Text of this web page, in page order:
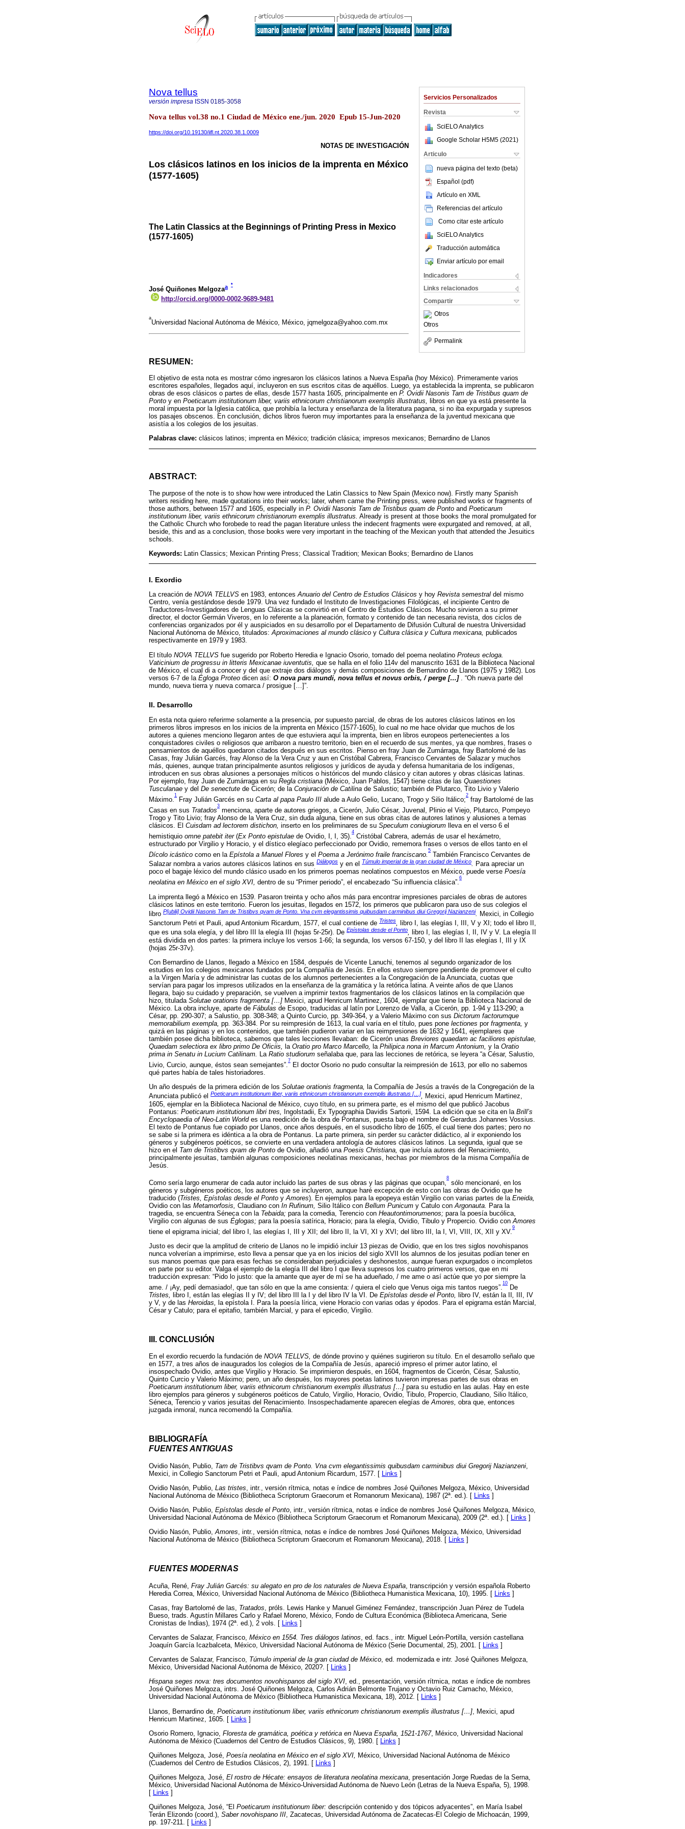
Servicios Personalizados
Revista
SciELO Analytics
Google Scholar H5M5 (2021 )
Articulo
nueva página del texto (beta)
Español (pdf)
Artículo en XML
Referencias del artículo
Como citar este artículo
SciELO Analytics
Traducción automática
Enviar artículo por email
Indicadores
Links relacionados
Compartir
Otros
Otros
Permalink
Nova tellus
versión impresa ISSN 0185-3058
Nova tellus vol.38 no.1 Ciudad de México ene./jun. 2020 Epub 15-Jun-2020
https://doi.org/10.19130/iifl.nt.2020.38.1.0009
NOTAS DE INVESTIGACIÓN
Los clásicos latinos en los inicios de la imprenta en México
(1577-1605)
The Latin Classics at the Beginnings of Printing Press in Mexico
(1577-1605)
José Quiñones Melgozaa *
http://orcid.org/0000-0002-9689-9481
a
Universidad Nacional Autónoma de México, México, jqmelgoza@yahoo.com.mx
RESUMEN:
El objetivo de esta nota es mostrar cómo ingresaron los clásicos latinos a Nueva España (hoy México). Primeramente varios
escritores españoles, llegados aquí, incluyeron en sus escritos citas de aquéllos. Luego, ya establecida la imprenta, se publicaron
obras de esos clásicos o partes de ellas, desde 1577 hasta 1605, principalmente en P. Ovidii Nasonis Tam de Tristibus quam de
Ponto y en Poeticarum institutionum liber, variis ethnicorum christianorum exemplis illustratus, libros en que ya está presente la
moral impuesta por la Iglesia católica, que prohibía la lectura y enseñanza de la literatura pagana, si no iba expurgada y supresos
los pasajes obscenos. En conclusión, dichos libros fueron muy importantes para la enseñanza de la juventud mexicana que
asistía a los colegios de los jesuitas.
Palabras clave: clásicos latinos; imprenta en México; tradición clásica; impresos mexicanos; Bernardino de Llanos
ABSTRACT:
The purpose of the note is to show how were introduced the Latin Classics to New Spain (Mexico now). Firstly many Spanish
writers residing here, made quotations into their works; later, whem came the Printing press, were published works or fragments of
those authors, between 1577 and 1605, especially in P. Ovidii Nasonis Tam de Tristibus quam de Ponto and Poeticarum
institutionum liber, variis ethnicorum christianorum exemplis illustratus. Already is present at those books the moral promulgated for
the Catholic Church who forobede to read the pagan literature unless the indecent fragments were expurgated and removed, at all,
beside, this and as a conclusion, those books were very important in the teaching of the Mexican youth that attended the Jesuitics
schools.
Keywords: Latin Classics; Mexican Printing Press; Classical Tradition; Mexican Books; Bernardino de Llanos
I. Exordio
La creación de NOVA TELLVS en 1983, entoncesAnuario del Centro de Estudios Clásicos y hoy Revista semestral del mismo
Centro, venía gestándose desde 1979. Una vez fundado el Instituto de Investigaciones Filológicas, el incipiente Centro de
Traductores-Investigadores de Lenguas Clásicas se convirtió en el Centro de Estudios Clásicos. Mucho sirvieron a su primer
director, el doctor Germán Viveros, en lo referente a la planeación, formato y contenido de tan necesaria revista, dos ciclos de
conferencias organizados por él y auspiciados en su desarrollo por el Departamento de Difusión Cultural de nuestra Universidad
Nacional Autónoma de México, titulados:Aproximaciones al mundo clásico y Cultura clásica y Cultura mexicana, publicados
respectivamente en 1979 y 1983.
El título NOVA TELLVS fue sugerido por Roberto Heredia e Ignacio Osorio, tomado del poema neolatino Proteus ecloga.
Vaticinium de progressu in litteris Mexicanae iuventutis, que se halla en el folio 114v del manuscrito 1631 de la Biblioteca Nacional
de México, el cual di a conocer y del que extraje dos diálogos y demás composiciones de Bernardino de Llanos (1975 y 1982). Los
versos 6-7 de la Égloga Proteo dicen así: O nova pars mundi, nova tellus et novus orbis, / perge […]
. “Oh nueva parte del
mundo, nueva tierra y nueva comarca / prosigue […]”.
II. Desarrollo
En esta nota quiero referirme solamente a la presencia, por supuesto parcial, de obras de los autores clásicos latinos en los
primeros libros impresos en los inicios de la imprenta en México (1577-1605), lo cual no me hace olvidar que muchos de los
autores a quienes menciono llegaron antes de que estuviera aquí la imprenta, bien en libros europeos pertenecientes a los
conquistadores civiles o religiosos que arribaron a nuestro territorio, bien en el recuerdo de sus mentes, ya que nombres, frases o
pensamientos de aquéllos quedaron citados después en sus escritos. Pienso en fray Juan de Zumárraga, fray Bartolomé de las
Casas, fray Julián Garcés, fray Alonso de la Vera Cruz y aun en Cristóbal Cabrera, Francisco Cervantes de Salazar y muchos
más, quienes, aunque tratan principalmente asuntos religiosos y jurídicos de ayuda y defensa humanitaria de los indígenas,
introducen en sus obras alusiones a personajes míticos o históricos del mundo clásico y citan autores y obras clásicas latinas.
Por ejemplo, fray Juan de Zumárraga en su Regla cristiana (México, Juan Pablos, 1547) tiene citas de las Quaestiones
Tusculanae y del De senectute de Cicerón; de la Conjuración de Catilina de Salustio; también de Plutarco, Tito Livio y Valerio
Máximo.
1
Fray Julián Garcés en su Carta al papa Paulo III alude a Aulo Gelio, Lucano, Trogo y Silio Itálico;
2
fray Bartolomé de las
Casas en sus Tratados
3
menciona, aparte de autores griegos, a Cicerón, Julio César, Juvenal, Plinio el Viejo, Plutarco, Pompeyo
Trogo y Tito Livio; fray Alonso de la Vera Cruz, sin duda alguna, tiene en sus obras citas de autores latinos y alusiones a temas
clásicos. El Cuisdam ad lectorem distichon, inserto en los preliminares de su Speculum coniugiorum lleva en el verso 6 el
hemistiquio omne patebit iter(Ex Ponto epistulae de Ovidio, I, I, 35).
4
Cristóbal Cabrera, además de usar el hexámetro,
estructurado por Virgilio y Horacio, y el dístico elegíaco perfeccionado por Ovidio, rememora frases o versos de ellos tanto en el
Dícolo icástico como en la Epístola a Manuel Flores y el Poema a Jerónimo fraile franciscano.
5
También Francisco Cervantes de
Salazar nombra a varios autores clásicos latinos en sus Diálogos y en el Túmulo imperial de la gran ciudad de México. Para apreciar un
poco el bagaje léxico del mundo clásico usado en los primeros poemas neolatinos compuestos en México, puede verse Poesía
neolatina en México en el siglo XVI, dentro de su “Primer periodo”, el encabezado “Su influencia clásica”.
6
La imprenta llegó a México en 1539. Pasaron treinta y ocho años más para encontrar impresiones parciales de obras de autores
clásicos latinos en este territorio. Fueron los jesuitas, llegados en 1572, los primeros que publicaron para uso de sus colegios el
libro P[ublii] Ovidii Nasonis Tam de Tristibvs qvam de Ponto. Vna cvm elegantissimis quibusdam carminibus diui Gregorij Nazianzeni. Mexici, in Collegio
Sanctorum Petri et Pauli, apud Antonium Ricardum, 1577, el cual contiene de Tristes, libro I, las elegías I, III, V y XI; todo el libro II,
que es una sola elegía, y del libro III la elegía III (hojas 5r-25r). De Epístolas desde el Ponto, libro I, las elegías I, II, IV y V. La elegía II
está dividida en dos partes: la primera incluye los versos 1-66; la segunda, los versos 67-150, y del libro II las elegías I, III y IX
(hojas 25r-37v).
Con Bernardino de Llanos, llegado a México en 1584, después de Vicente Lanuchi, tenemos al segundo organizador de los
estudios en los colegios mexicanos fundados por la Compañía de Jesús. En ellos estuvo siempre pendiente de promover el culto
a la Virgen María y de administrar las cuotas de los alumnos pertenecientes a la Congregación de la Anunciata, cuotas que
servían para pagar los impresos utilizados en la enseñanza de la gramática y la retórica latina. A veinte años de que Llanos
llegara, bajo su cuidado y preparación, se vuelven a imprimir textos fragmentarios de los clásicos latinos en la compilación que
hizo, titulada Solutae orationis fragmenta […] Mexici, apud Henricum Martinez, 1604, ejemplar que tiene la Biblioteca Nacional de
México. La obra incluye, aparte de Fábulas de Esopo, traducidas al latín por Lorenzo de Valla, a Cicerón, pp. 1-94 y 113-290; a
César, pp. 290-307; a Salustio, pp. 308-348; a Quinto Curcio, pp. 349-364, y a Valerio Máximo con sus Dictorum factorumque
memorabilium exempla, pp. 363-384. Por su reimpresión de 1613, la cual varía en el título, pues pone lectiones por fragmenta, y
quizá en las páginas y en los contenidos, que también pudieron variar en las reimpresiones de 1632 y 1641, ejemplares que
también posee dicha biblioteca, sabemos que tales lecciones llevaban: de Cicerón unas Breviores quaedam ac faciliores epistulae,
Quaedam selectiora ex libro primo De Oficiis, la Oratio pro Marco Marcello, la Philipica nona in Marcum Antonium, y la Oratio
prima in Senatu in Lucium Catilinam. La Ratio studiorum señalaba que, para las lecciones de retórica, se leyera “a César, Salustio,
Livio, Curcio, aunque, éstos sean semejantes”.
7
El doctor Osorio no pudo consultar la reimpresión de 1613, por ello no sabemos
qué partes había de tales historiadores.
Un año después de la primera edición de los Solutae orationis fragmenta, la Compañía de Jesús a través de la Congregación de la
Anunciata publicó el Poeticarum institutionum liber, variis ethnicorum christianorum exemplis illustratus […], Mexici, apud Henricum Martinez,
1605, ejemplar en la Biblioteca Nacional de México, cuyo título, en su primera parte, es el mismo del que publicó Jacobus
Pontanus: Poeticarum institutionum libri tres, Ingolstadii, Ex Typographia Davidis Sartorii, 1594. La edición que se cita en la Brill’s
Encyclopaedia of Neo-Latin Worldes una reedición de la obra de Pontanus, puesta bajo el nombre de Gerardus Johannes Vossius.
El texto de Pontanus fue copiado por Llanos, once años después, en el susodicho libro de 1605, el cual tiene dos partes; pero no
se sabe si la primera es idéntica a la obra de Pontanus. La parte primera, sin perder su carácter didáctico, al ir exponiendo los
géneros y subgéneros poéticos, se convierte en una verdadera antología de autores clásicos latinos. La segunda, igual que se
hizo en el Tam de Tristibvs qvam de Ponto de Ovidio, añadió una Poesis Christiana, que incluía autores del Renacimiento,
principalmente jesuitas, también algunas composiciones neolatinas mexicanas, hechas por miembros de la misma Compañía de
Jesús.
Como sería largo enumerar de cada autor incluido las partes de sus obras y las páginas que ocupan,
8
sólo mencionaré, en los
géneros y subgéneros poéticos, los autores que se incluyeron, aunque haré excepción de esto con las obras de Ovidio que he
traducido (Tristes, Epístolas desde el Ponto y Amores). En ejemplos para la epopeya están Virgilio con varias partes de la Eneida,
Ovidio con las Metamorfosis, Claudiano con In Rufinum, Silio Itálico con Bellum Punicum y Catulo con Argonauta.
Para la
tragedia, se encuentra Séneca con la Tebaida; para la comedia, Terencio con Heautontimorumenos; para la poesía bucólica,
Virgilio con algunas de sus Églogas; para la poesía satírica, Horacio; para la elegía, Ovidio, Tibulo y Propercio. Ovidio con Amores
tiene el epigrama inicial; del libro I, las elegías I, III y XII; del libro II, la VI, XI y XVI; del libro III, la I, VI, VIII, IX, XII y XV.
9
Justo es decir que la amplitud de criterio de Llanos no le impidió incluir 13 piezas de Ovidio, que en los tres siglos novohispanos
nunca volverían a imprimirse, esto lleva a pensar que ya en los inicios del siglo XVII los alumnos de los jesuitas podían tener en
sus manos poemas que para esas fechas se consideraban perjudiciales y deshonestos, aunque fueran expurgados o incompletos
en parte por su editor. Valga el ejemplo de la elegía III del libro I que lleva supresos los cuatro primeros versos, que en mi
traducción expresan: “Pido lo justo: que la amante que ayer de mí se ha adueñado, / me ame o así actúe que yo por siempre la
ame. / ¡Ay, pedí demasiado!, que tan sólo en que la ame consienta: / quiera el cielo que Venus oiga mis tantos ruegos”.
10
De
Tristes, libro I, están las elegías II y IV; del libro III la I y del libro IV la VI. De Epístolas desde el Ponto, libro IV, están la II ,
III, IV
y V, y de las Heroidas, la epístola I. Para la poesía lírica, viene Horacio con varias odas y épodos. Para el epigrama están Marcial,
César y Catulo; para el epitafio, también Marcial, y para el epicedio, Virgilio.
III. CONCLUSIÓN
En el exordio recuerdo la fundación de NOVA TELLVS, de dónde provino y quiénes sugirieron su título. En el desarrollo señalo que
en 1577, a tres años de inaugurados los colegios de la Compañía de Jesús, apareció impreso el primer autor latino, el
insospechado Ovidio, antes que Virgilio y Horacio. Se imprimieron después, en 1604, fragmentos de Cicerón, César, Salustio,
Quinto Curcio y Valerio Máximo; pero, un año después, los mayores poetas latinos tuvieron impresas partes de sus obras en
Poeticarum institutionum liber, variis ethnicorum christianorum exemplis illustratus […] para su estudio en las aulas. Hay en este
libro ejemplos para géneros y subgéneros poéticos de Catulo, Virgilio, Horacio, Ovidio, Tibulo, Propercio, Claudiano, Silio Itálico,
Séneca, Terencio y varios jesuitas del Renacimiento. Insospechadamente aparecen elegías deAmores, obra que, entonces
juzgada inmoral, nunca recomendó la Compañía.
BIBLIOGRAFÍA
FUENTES ANTIGUAS
Ovidio Nasón, Publio, Tam de Tristibvs qvam de Ponto. Vna cvm elegantissimis quibusdam carminibus diui Gregorij Nazianzeni
Mexici, in Collegio Sanctorum Petri et Pauli, apud Antonium Ricardum, 1577. [
Links ]
Ovidio Nasón, Publio, Las tristes , intr., versión rítmica, notas e índice de nombres José Quiñones Melgoza, México, Universidad
Nacional Autónoma de México (Bibliotheca Scriptorum Graecorum et Romanorum Mexicana), 1987 (2ª. ed.). [
Links ]
Ovidio Nasón, Publio, Epístolas desde el Ponto, intr., versión rítmica, notas e índice de nombres José Quiñones Melgoza, México,
Universidad Nacional Autónoma de México (Bibliotheca Scriptorum Graecorum et Romanorum Mexicana), 2009 (2ª. ed.). [ Links ]
Ovidio Nasón, Publio,Amores, intr., versión rítmica, notas e índice de nombres José Quiñones Melgoza, México, Universidad
Nacional Autónoma de México (Bibliotheca Scriptorum Graecorum et Romanorum Mexicana), 2018. [ Links ]
FUENTES MODERNAS
Acuña, René, Fray Julián Garcés: su alegato en pro de los naturales de Nueva España , transcripción y versión española Roberto
Heredia Correa, México, Universidad Nacional Autónoma de México (Bibliotheca Humanistica Mexicana, 10), 1995. [ Links ]
Casas, fray Bartolomé de las, Tratados , próls. Lewis Hanke y Manuel Giménez Fernández, transcripción Juan Pérez de Tudela
Bueso, trads. Agustín Millares Carlo y Rafael Moreno, México, Fondo de Cultura Económica (Biblioteca Americana, Serie
Cronistas de Indias), 1974 (2ª. ed.), 2 vols. [
Links ]
Cervantes de Salazar, Francisco, México en 1554. Tres diálogos latinos, ed. facs., intr. Miguel León-Portilla, versión castellana
Joaquín García Icazbalceta, México, Universidad Nacional Autónoma de México (Serie Documental, 25), 2001. [ Links ]
Cervantes de Salazar, Francisco, Túmulo imperial de la gran ciudad de México, ed. modernizada e intr. José Quiñones Melgoza,
México, Universidad Nacional Autónoma de México, 2020?. [ Links ]
Hispana seges nova: tres documentos novohispanos del siglo XVI, ed., presentación, versión rítmica, notas e índice de nombres
José Quiñones Melgoza, intrs. José Quiñones Melgoza, Carlos Adrián Belmonte Trujano y Octavio Ruiz Camacho, México,
Universidad Nacional Autónoma de México (Bibliotheca Humanistica Mexicana, 18), 2012. [ Links ]
Llanos, Bernardino de, Poeticarum institutionum liber, variis ethnicorum christianorum exemplis illustratus […] , Mexici, apud
Henricum Martinez, 1605. [ Links ]
Osorio Romero, Ignacio, Floresta de gramática, poética y retórica en Nueva España, 1521-1767, México, Universidad Nacional
Autónoma de México (Cuadernos del Centro de Estudios Clásicos, 9), 1980. [
Links ]
Quiñones Melgoza, José, Poesía neolatina en México en el siglo XVI,
México, Universidad Nacional Autónoma de México
(Cuadernos del Centro de Estudios Clásicos, 2), 1991. [
Links ]
Quiñones Melgoza, José, El rostro de Hécate: ensayos de literatura neolatina mexicana, presentación Jorge Ruedas de la Serna,
México, Universidad Nacional Autónoma de México-Universidad Autónoma de Nuevo León (Letras de la Nueva España, 5), 1998.
[ Links ]
Quiñones Melgoza, José, “El Poeticarum institutionum liber: descripción contenido y dos tópicos adyacentes”, en María Isabel
Terán Elizondo (coord.), Saber novohispano III, Zacatecas, Universidad Autónoma de Zacatecas-El Colegio de Michoacán, 1999,
pp. 197-211. [ Links ]